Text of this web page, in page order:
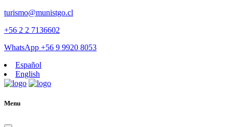
turismo@munistgo.cl
+56 2 2 7136602
WhatsApp +56 9 9920 8053
Español
English
Menu